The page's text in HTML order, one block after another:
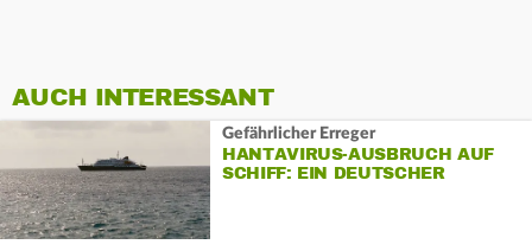
AUCH INTERESSANT
Gefährlicher Erreger
HANTAVIRUS-AUSBRUCH AUF
SCHIFF: EIN DEUTSCHER